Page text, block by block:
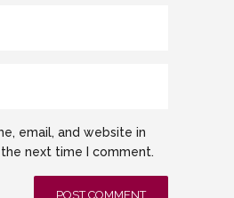
email, and website in
next time I comment.